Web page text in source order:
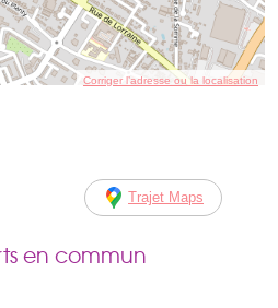
Corriger l’adresse ou la localisation
Trajet Maps
en commun